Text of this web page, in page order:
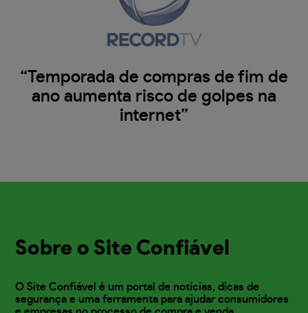
“Temporada de compras de fim de
ano aumenta risco de golpes na
internet”
Sobre o Site Confiável
O Site Confiável é um portal de notícias, dicas de
segurança e uma ferramenta para ajudar consumidores